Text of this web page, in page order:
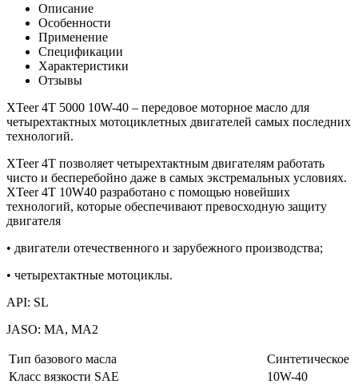
Описание
Особенности
Применение
Спецификации
Характеристики
Отзывы
XTeer 4T 5000 10W-40 – передовое моторное масло для
четырехтактных мотоциклетных двигателей самых последних
технологий.
XTeer 4T позволяет четырехтактным двигателям работать
чисто и бесперебойно даже в самых экстремальных условиях.
XTeer 4T 10W40 разработано с помощью новейших
технологий, которые обеспечивают превосходную защиту
двигателя
• двигатели отечественного и зарубежного производства;
• четырехтактные мотоциклы.
API: SL
JASO: MA, MA2
Тип базового масла
Синтетическое
Класс вязкости SAE
10W-40